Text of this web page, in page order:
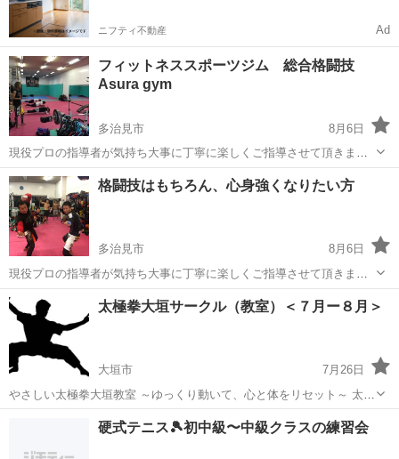
ニフティ不動産 Ad
フィットネススポーツジム 総合格闘技
Asura gym
多治見市
8月6日
現役プロの指導者が気持ち大事に丁寧に楽しくご指導させて頂きま
す。 指導者、【アジアCMA KAIZER 現フライ級王者】 MMA総合格闘
技 2022.11.6 RIZIN TKO勝利 ジムオープン 午後18時半〜21時半頃...
岐阜 多治見市 空手/他格闘技 総合格闘技
格闘技はもちろん、心身強くなりたい方
多治見市
8月6日
現役プロの指導者が気持ち大事に丁寧に楽しくご指導させて頂きま
す。 指導者、【アジアCMA KAIZER 現フライ級王者】 MMA総合格闘
技 2022.11.6 RIZIN TKO勝利 ジムオープン 午後18時半〜21時半頃...
岐阜 多治見市 空手/他格闘技
太極拳大垣サークル（教室）＜７月ー８月＞
大垣市
7月26日
やさしい太極拳大垣教室 ～ゆっくり動いて、心と体をリセット～ 太極
拳は、ゆったりとした動きで全身をバランスよく使う中国発祥の健康
法です。令和８年７月中旬より、太極拳大垣サークル（教室）を新し
大垣市 太極拳 日本武術太極拳連盟
硬式テニス🎾初中級〜中級クラスの練習会